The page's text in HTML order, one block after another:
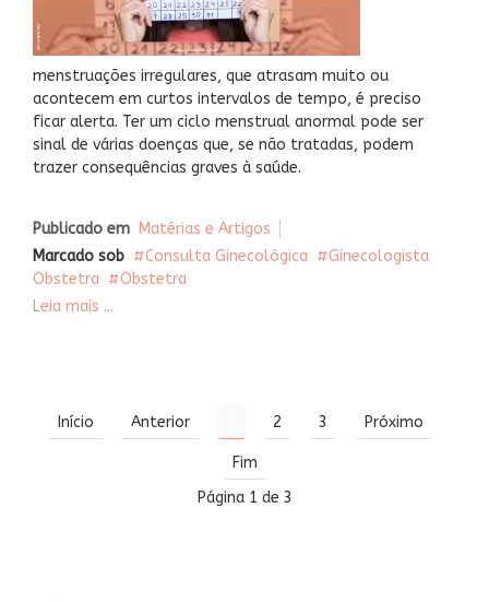
menstruações irregulares, que atrasam muito ou
acontecem em curtos intervalos de tempo, é preciso
ficar alerta. Ter um ciclo menstrual anormal pode ser
sinal de várias doenças que, se não tratadas, podem
trazer consequências graves à saúde.
Publicado em Matérias e Artigos
Marcado sob
Consulta Ginecológica
Ginecologista
Obstetra
Obstetra
Leia mais ...
Início Anterior 2 3 Próximo
Fim
Página 1 de 3